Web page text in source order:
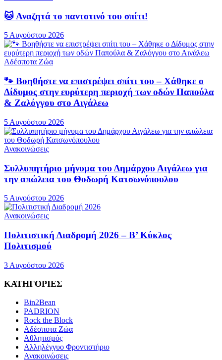
🐱 Αναζητά το παντοτινό του σπίτι!
5 Αυγούστου 2026
Αδέσποτα Ζώα
🐾 Βοηθήστε να επιστρέψει σπίτι του – Χάθηκε ο
Δίδυμος στην ευρύτερη περιοχή των οδών Παπούλα
& Ζαλόγγου στο Αιγάλεω
5 Αυγούστου 2026
Ανακοινώσεις
Συλλυπητήριο μήνυμα του Δημάρχου Αιγάλεω για
την απώλεια του Θοδωρή Κατσωνόπουλου
5 Αυγούστου 2026
Ανακοινώσεις
Πολιτιστική Διαδρομή 2026 – Β’ Κύκλος
Πολιτισμού
3 Αυγούστου 2026
ΚΑΤΗΓΟΡΙΕΣ
Bin2Bean
PADRION
Rock the Block
Αδέσποτα Ζώα
Αθλητισμός
Αλληλέγγυο Φροντιστήριο
Ανακοινώσεις